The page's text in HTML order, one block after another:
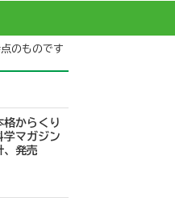
のものです
格からくり
学マガジン
、発売